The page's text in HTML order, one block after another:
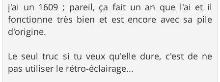
s
s
a
g
e
j'ai un 1609 ; pareil, ça fait un an que l'ai et il
fonctionne très bien et est encore avec sa pile
d'origine.
Le seul truc si tu veux qu'elle dure, c'est de ne
pas utiliser le rétro-éclairage...